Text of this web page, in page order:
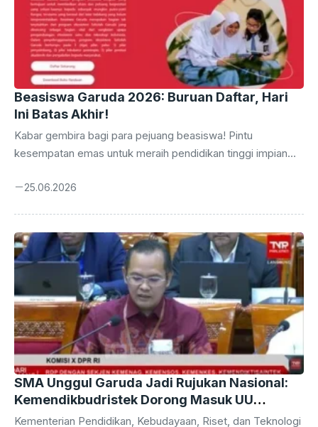
agar kehadiran kampus-kampus internasional ini dievaluasi
secara mendalam. Pertanyaan krusial yang diajukan adalah:
seberapa ...
Beasiswa Garuda 2026: Buruan Daftar, Hari
Ini Batas Akhir!
Kabar gembira bagi para pejuang beasiswa! Pintu
kesempatan emas untuk meraih pendidikan tinggi impian
tertutup. Tenggat waktu pendaftaran adalah hari ini, Kamis,
pendidikan Anda. Bagi Anda yang berambisi melanjutkan
studi ke jenjang yang lebih tinggi dengan dukungan finansial
penuh, kini saatnya bertindak. Beasiswa Garuda telah
dikenal sebagai salah satu program bergengsi yang
membuka jalan bagi talenta-talenta terbaik ...
25.06.2026
SMA Unggul Garuda Jadi Rujukan Nasional:
Kemendikbudristek Dorong Masuk UU
Sisdiknas
Kementerian Pendidikan, Kebudayaan, Riset, dan Teknologi